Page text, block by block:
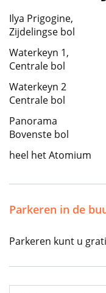
Ilya Prigogine,
Zijdelingse bol
Waterkeyn 1,
Centrale bol
Waterkeyn 2
Centrale bol
Panorama
Bovenste bol
heel het Atomium
Parkeren in de
Parkeren kunt u